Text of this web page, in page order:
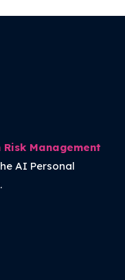
Risk Management
AI Personal